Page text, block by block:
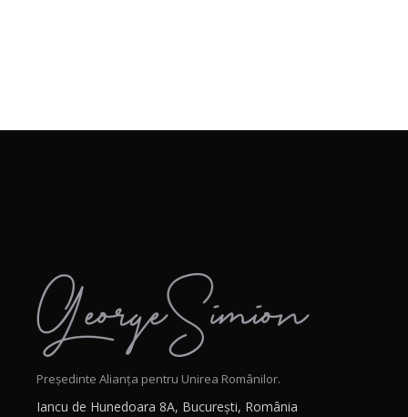
Președinte Alianța pentru Unirea Românilor.
Iancu de Hunedoara 8A, București, România